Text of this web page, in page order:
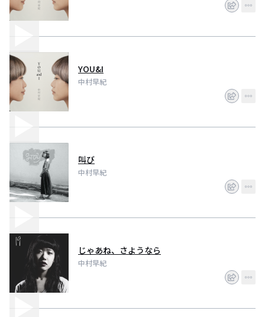
YOU&I
中村早紀
叫び
中村早紀
じゃあね、さようなら
中村早紀